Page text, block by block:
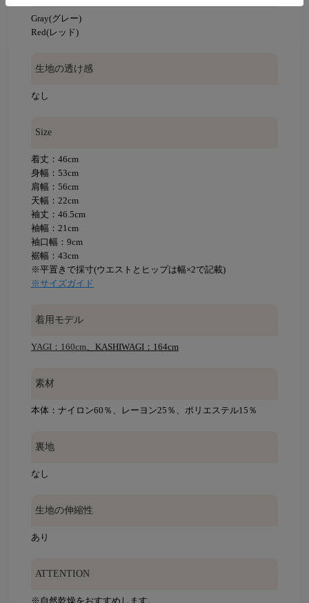
Gray(グレー)
Red(レッド)
生地の透け感
なし
Size
着丈：46cm
身幅：53cm
肩幅：56cm
天幅：22cm
袖丈：46.5cm
袖幅：21cm
袖口幅：9cm
裾幅：43cm
※平置きで採寸(ウエストとヒップは幅×2で記載)
※サイズガイド
着用モデル
YAGI：160cm、KASHIWAGI：164cm
素材
本体：ナイロン60％、レーヨン25％、ポリエステル15％
裏地
なし
生地の伸縮性
あり
ATTENTION
※自然乾燥をおすすめします。